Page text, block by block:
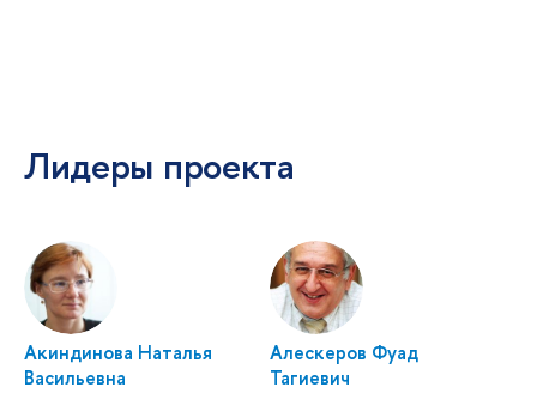
Лидеры проекта
Акиндинова Наталья
асильевна
Алескеров Фуад
Тагиевич